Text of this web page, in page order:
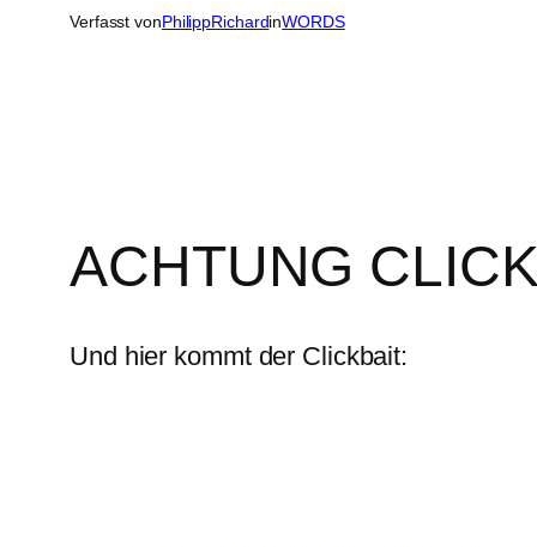
Verfasst vonPhilippRichardinWORDS
ACHTUNG
Und hier kommt der Clickbait: